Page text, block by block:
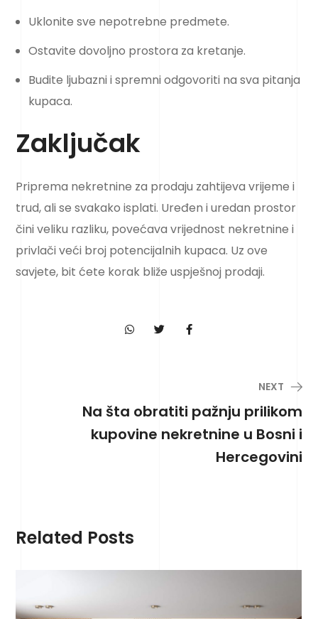
Uklonite sve nepotrebne predmete.
Ostavite dovoljno prostora za kretanje.
Budite ljubazni i spremni odgovoriti na sva pitanja
kupaca.
Zaključak
Priprema nekretnine za prodaju zahtijeva vrijeme i
trud, ali se svakako isplati. Uređen i uredan prostor
čini veliku razliku, povećava vrijednost nekretnine i
privlači veći broj potencijalnih kupaca. Uz ove
savjete, bit ćete korak bliže uspješnoj prodaji.
NEXT
Na šta obratiti pažnju prilikom
kupovine nekretnine u Bosni i
Hercegovini
Related Posts